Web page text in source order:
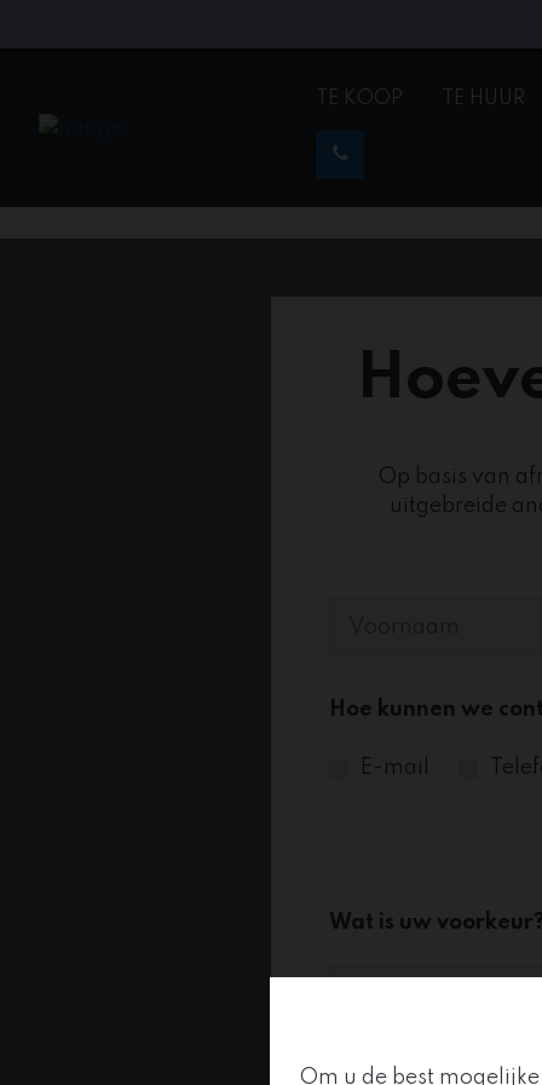
Om u de best
TE KOOP TE HUUR
Op basis van
uitgebreide
Hoe kunnen we
E-mail
Wat is uw
Wat is het adres